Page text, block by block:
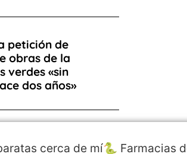
petición de
obras de la
verdes «sin
dos años»
cerca de mí🐍 Farmacias